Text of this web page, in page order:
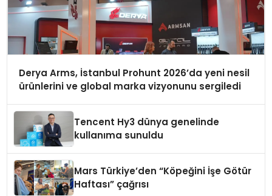
Derya Arms, İstanbul Prohunt 2026’da yeni nesil
ürünlerini ve global marka vizyonunu sergiledi
Tencent Hy3 dünya genelinde
kullanıma sunuldu
Mars Türkiye’den “Köpeğini İşe Götür
Haftası” çağrısı